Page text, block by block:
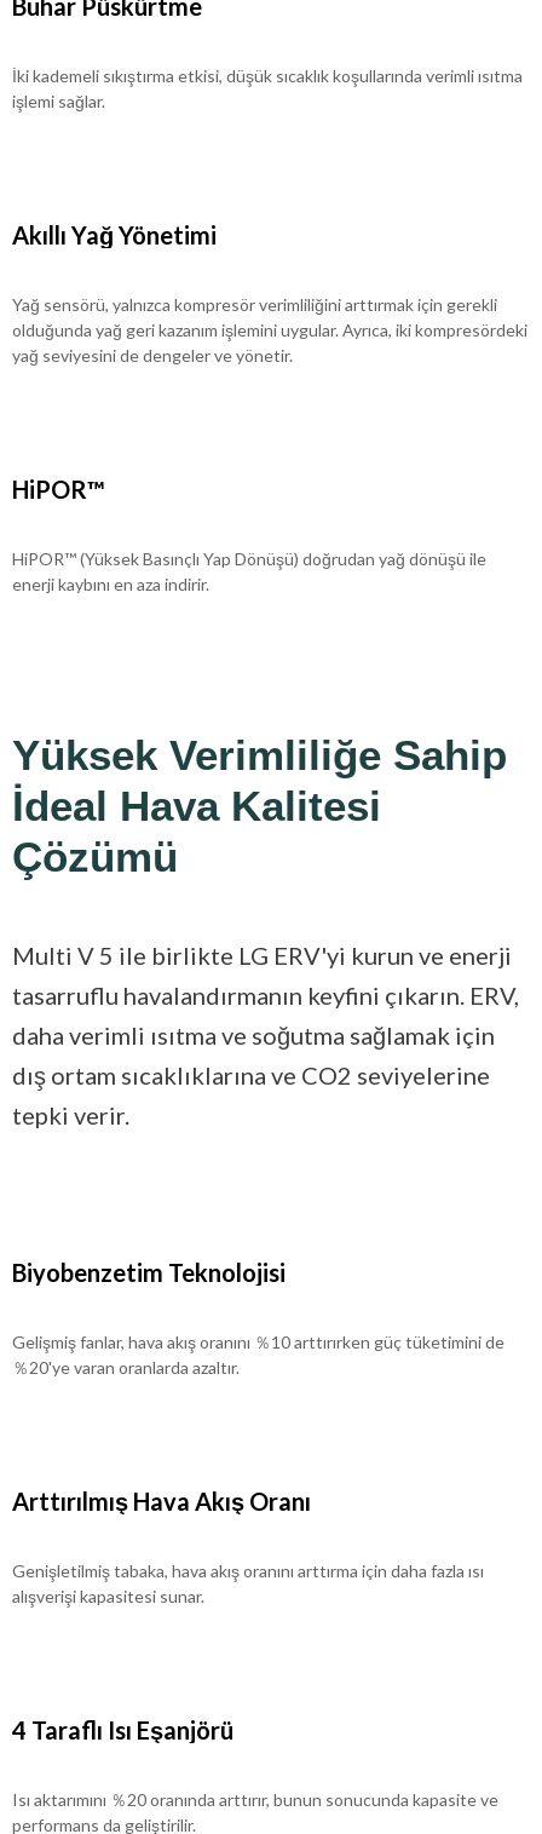
Buhar Püskürtme
İki kademeli sıkıştırma etkisi, düşük sıcaklık koşullarında verimli ısıtma
işlemi sağlar.
Akıllı Yağ Yönetimi
Yağ sensörü, yalnızca kompresör verimliliğini arttırmak için gerekli
olduğunda yağ geri kazanım işlemini uygular. Ayrıca, iki kompresördeki
yağ seviyesini de dengeler ve yönetir.
HiPOR™
HiPOR™ (Yüksek Basınçlı Yap Dönüşü) doğrudan yağ dönüşü ile
enerji kaybını en aza indirir.
Yüksek Verimliliğe Sahip
İdeal Hava Kalitesi
Çözümü
Multi V 5 ile birlikte LG ERV'yi kurun ve enerji
tasarruflu havalandırmanın keyfini çıkarın. ERV,
daha verimli ısıtma ve soğutma sağlamak için
dış ortam sıcaklıklarına ve CO2 seviyelerine
tepki verir.
Biyobenzetim Teknolojisi
Gelişmiş fanlar, hava akış oranını ％10 arttırırken güç tüketimini de
％20'ye varan oranlarda azaltır.
Arttırılmış Hava Akış Oranı
Genişletilmiş tabaka, hava akış oranını arttırma için daha fazla ısı
alışverişi kapasitesi sunar.
4 Taraflı Isı Eşanjörü
Isı aktarımını ％20 oranında arttırır, bunun sonucunda kapasite ve
performans da geliştirilir.